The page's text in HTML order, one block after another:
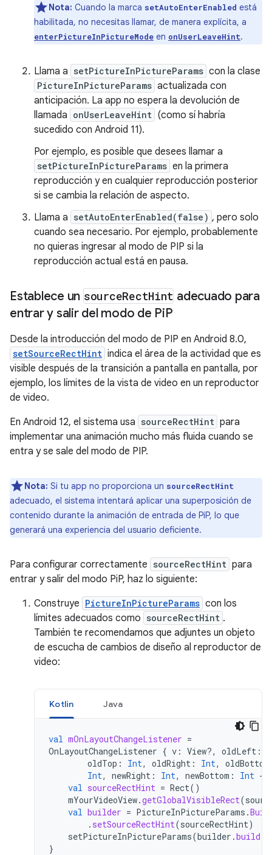
Nota: Cuando la marca setAutoEnterEnabled está
habilitada, no necesitas llamar, de manera explícita, a
enterPictureInPictureMode en onUserLeaveHint.
Llama a setPictureInPictureParams con la clase
PictureInPictureParams actualizada con
anticipación. La app no espera la devolución de
llamada onUserLeaveHint (como sí habría
sucedido con Android 11).
Por ejemplo, es posible que desees llamar a
setPictureInPictureParams en la primera
reproducción y en cualquier reproducción posterior
si se cambia la relación de aspecto.
Llama a setAutoEnterEnabled(false) , pero solo
cuando sea necesario. Por ejemplo, probablemente
no quieras ingresar al modo de PIP si la
reproducción actual está en pausa.
Establece un sourceRectHint adecuado para
entrar y salir del modo de PiP
Desde la introducción del modo de PIP en Android 8.0,
setSourceRectHint indica el área de la actividad que es
visible después de la transición a pantalla en pantalla, por
ejemplo, los límites de la vista de video en un reproductor
de video.
En Android 12, el sistema usa sourceRectHint para
implementar una animación mucho más fluida cuando se
entra y se sale del modo de PIP.
Nota: Si tu app no proporciona un sourceRectHint
adecuado, el sistema intentará aplicar una superposición de
contenido durante la animación de entrada de PiP, lo que
generará una experiencia del usuario deficiente.
Para configurar correctamente sourceRectHint para
entrar y salir del modo PiP, haz lo siguiente:
Construye PictureInPictureParams con los
límites adecuados como sourceRectHint .
También te recomendamos que adjuntes un objeto
de escucha de cambios de diseño al reproductor de
video:
Kotlin Java
val mOnLayoutChangeListener =
OnLayoutChangeListener { v : View?, oldLeft :
oldTop : Int, oldRight : Int, oldBottom
Int, newRight : Int, newBottom : Int ->
val sourceRectHint = Rect()
mYourVideoView.getGlobalVisibleRect(
val builder = PictureInPictureParams .
. setSourceRectHint(sourceRectHint)
setPictureInPictureParams(builder .build
}